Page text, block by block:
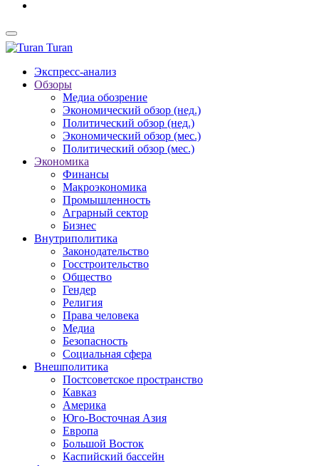
Turan
Экспресс-анализ
Обзоры
Медиа обозрение
Экономический обзор (нед.)
Политический обзор (нед.)
Экономический обзор (мес.)
Политический обзор (мес.)
Экономика
Финансы
Макроэкономика
Промышленность
Аграрный сектор
Бизнес
Внутриполитика
Законодательство
Госстроительство
Общество
Гендер
Религия
Права человека
Медиа
Безопасность
Социальная сфера
Внешполитика
Постсоветское пространство
Кавказ
Америка
Юго-Восточная Азия
Европа
Большой Восток
Каспийский бассейн